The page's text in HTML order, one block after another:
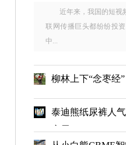
近年来，我国的短视
联网传播巨头都纷纷投
中...
柳林上下“念枣经
泰迪熊纸尿裤人
童展